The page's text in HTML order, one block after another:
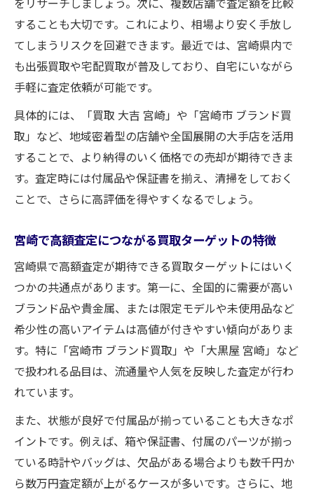
することも大切です。これにより、相場より安く手放し
てしまうリスクを回避できます。最近では、宮崎県内で
も出張買取や宅配買取が普及しており、自宅にいながら
手軽に査定依頼が可能です。
具体的には、「買取 大吉 宮崎」や「宮崎市 ブランド買
取」など、地域密着型の店舗や全国展開の大手店を活用
することで、より納得のいく価格での売却が期待できま
す。査定時には付属品や保証書を揃え、清掃をしておく
ことで、さらに高評価を得やすくなるでしょう。
宮崎で高額査定につながる買取ターゲットの特徴
宮崎県で高額査定が期待できる買取ターゲットにはいく
つかの共通点があります。第一に、全国的に需要が高い
ブランド品や貴金属、または限定モデルや未使用品など
希少性の高いアイテムは高値が付きやすい傾向がありま
す。特に「宮崎市 ブランド買取」や「大黒屋 宮崎」など
で扱われる品目は、流通量や人気を反映した査定が行わ
れています。
また、状態が良好で付属品が揃っていることも大きなポ
イントです。例えば、箱や保証書、付属のパーツが揃っ
ている時計やバッグは、欠品がある場合よりも数千円か
ら数万円査定額が上がるケースが多いです。さらに、地